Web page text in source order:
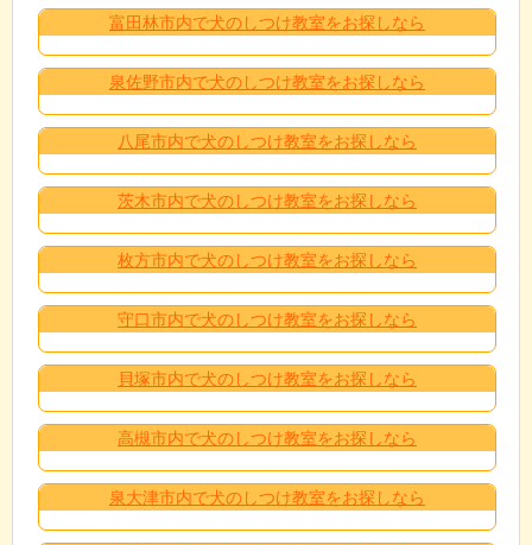
富田林市内で犬のしつけ教室をお探しなら
泉佐野市内で犬のしつけ教室をお探しなら
八尾市内で犬のしつけ教室をお探しなら
茨木市内で犬のしつけ教室をお探しなら
枚方市内で犬のしつけ教室をお探しなら
守口市内で犬のしつけ教室をお探しなら
貝塚市内で犬のしつけ教室をお探しなら
高槻市内で犬のしつけ教室をお探しなら
泉大津市内で犬のしつけ教室をお探しなら